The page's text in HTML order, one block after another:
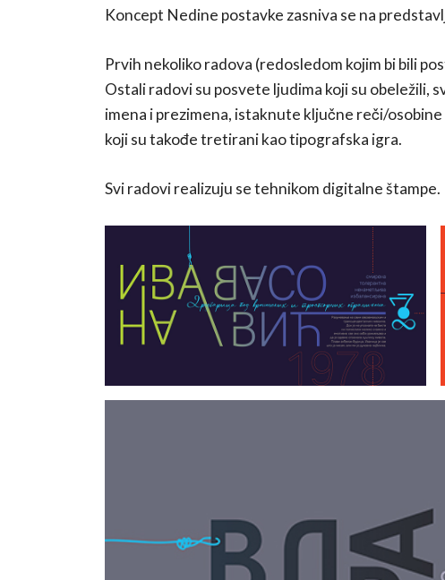
Koncept Nedine postavke zasniva se na
Prvih nekoliko radova (redosledom kojim bi bili
Ostali radovi su posvete ljudima koji su obeležili,
imena i prezimena, istaknute ključne reči/
koji su takođe tretirani kao tipografska igra.
Svi radovi realizuju se tehnikom digitalne štampe.